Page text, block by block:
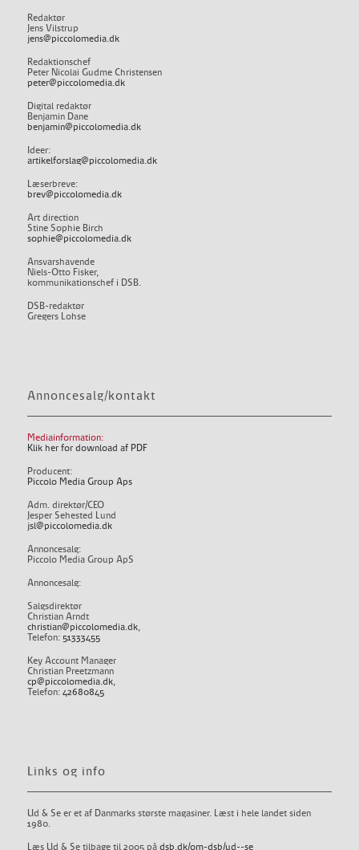
Redaktør
Jens Vilstrup
jens@piccolomedia.dk
Redaktionschef
Peter Nicolai Gudme Christensen
peter@piccolomedia.dk
Digital redaktør
Benjamin Dane
benjamin@piccolomedia.dk
Ideer:
artikelforslag@piccolomedia.dk
Læserbreve:
brev@piccolomedia.dk
Art direction
Stine Sophie Birch
sophie@piccolomedia.dk
Ansvarshavende
Niels-Otto Fisker,
kommunikationschef i DSB.
DSB-redaktør
Gregers Lohse
Annoncesalg/kontakt
Mediainformation:
Klik her for download af PDF
Producent:
Piccolo Media Group Aps
Adm. direktør/CEO
Jesper Sehested Lund
jsl@piccolomedia.dk
Annoncesalg:
Piccolo Media Group ApS
Annoncesalg:
Salgsdirektør
Christian Arndt
christian@piccolomedia.dk,
Telefon: 51333455
Key Account Manager
Christian Preetzmann
cp@piccolomedia.dk,
Telefon: 42680845
Links og info
Ud & Se er et af Danmarks største magasiner. Læst i hele landet siden
1980.
Læs Ud & Se tilbage til 2005 på dsb.dk/om-dsb/ud--se